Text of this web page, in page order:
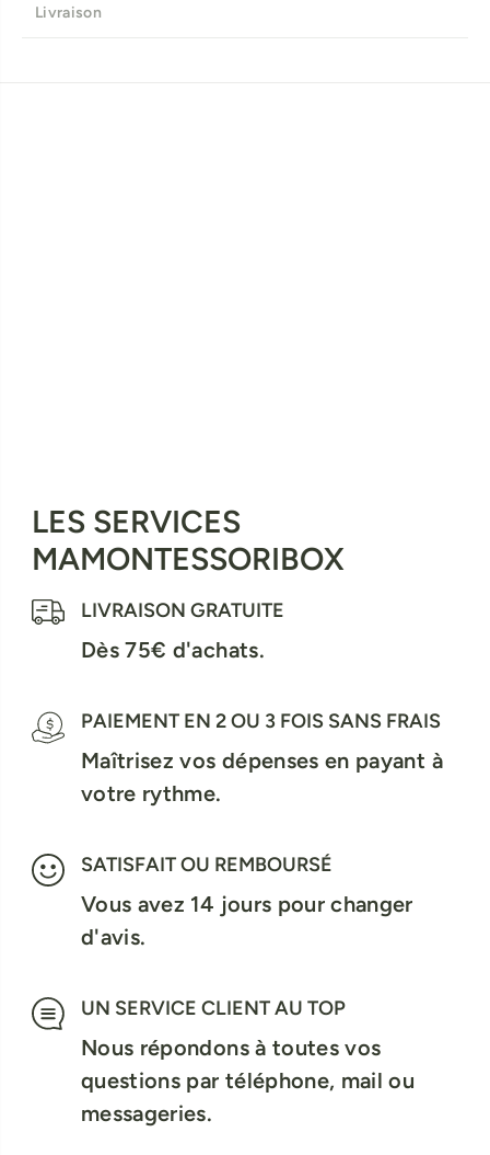
Livraison
LES SERVICES
MAMONTESSORIBOX
LIVRAISON GRATUITE
Dès 75€ d'achats.
PAIEMENT EN 2 OU 3 FOIS SANS FRAIS
Maîtrisez vos dépenses en payant à
votre rythme.
SATISFAIT OU REMBOURSÉ
Vous avez 14 jours pour changer
d'avis.
UN SERVICE CLIENT AU TOP
Nous répondons à toutes vos
questions par téléphone, mail ou
messageries.